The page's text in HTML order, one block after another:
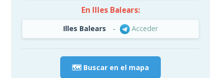
En Illes Balears:
Illes Balears - Acceder
🗺️ Buscar en el mapa